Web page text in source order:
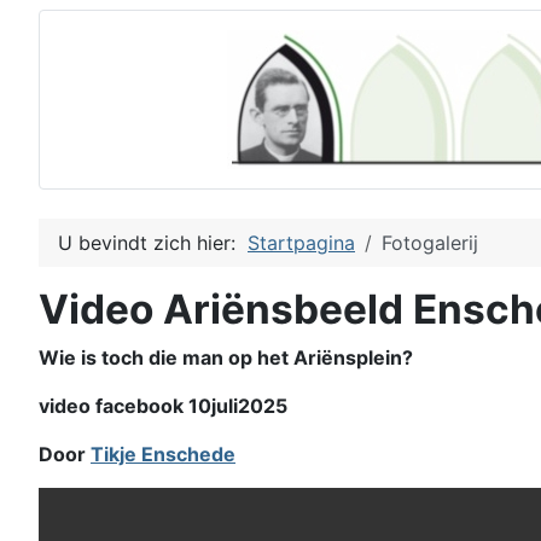
U bevindt zich hier: Startpagina Fotogalerij
Video Ariënsbeeld
Wie is toch die man op het Ariënsplein?
video facebook 10juli2025
Door Tikje Enschede